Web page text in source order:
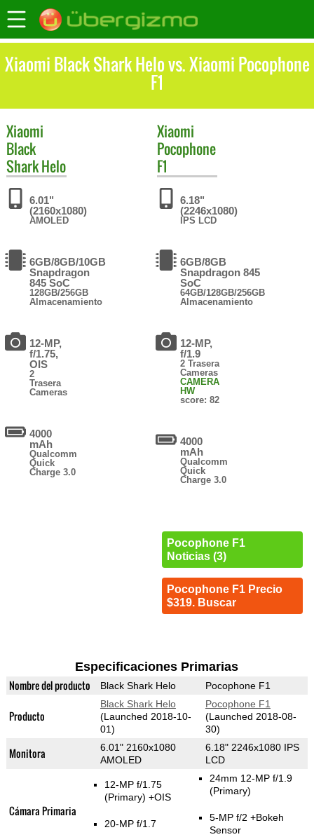
Xiaomi Black Shark Helo vs. Xiaomi Pocophone
F1
Xiaomi
Black
Shark Helo
6.01"
(2160x1080)
AMOLED
6GB/8GB/10GB
Snapdragon
845 SoC
128GB/256GB
Almacenamiento
12-MP,
f/1.75,
OIS
2
Trasera
Cameras
4000
mAh
Qualcomm
Quick
Charge 3.0
Xiaomi
Pocophone
F1
6.18"
(2246x1080)
IPS LCD
6GB/8GB
Snapdragon 845
SoC
64GB/128GB/256GB
Almacenamiento
12-MP,
f/1.9
2 Trasera
Cameras
CAMERA
HW
score: 82
4000
mAh
Qualcomm
Quick
Charge 3.0
Pocophone F1
Noticias (3)
Pocophone F1 Precio
$319. Buscar
Especificaciones Primarias
Nombre del producto Black Shark Helo Pocophone F1
Producto
Black Shark Helo
(Launched 2018-10-
01)
Pocophone F1
(Launched 2018-08-
30)
Monitora
6.01" 2160x1080
AMOLED
6.18" 2246x1080 IPS
LCD
Cámara Primaria
12-MP f/1.75
(Primary) +OIS
20-MP f/1.7
24mm 12-MP f/1.9
(Primary)
5-MP f/2 +Bokeh
Sensor